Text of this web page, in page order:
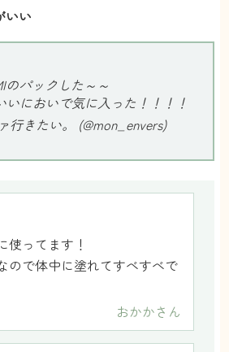
いい
のパックした～～
いにおいで気に入った！！！！
きたい。 (@mon_envers)
使ってます！
ので体中に塗れてすべすべで
おかかさん